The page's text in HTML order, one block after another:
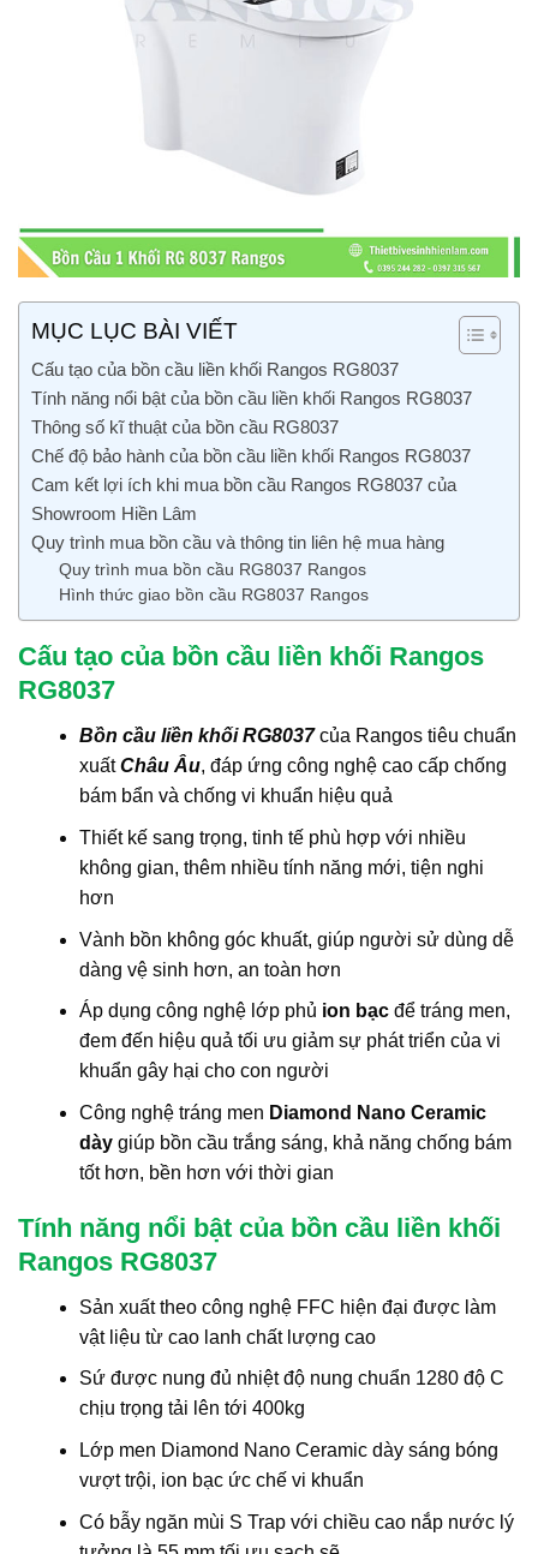
MỤC LỤC BÀI VIẾT
Cấu tạo của bồn cầu liền khối Rangos RG8037
Tính năng nổi bật của bồn cầu liền khối Rangos RG8037
Thông số kĩ thuật của bồn cầu RG8037
Chế độ bảo hành của bồn cầu liền khối Rangos RG8037
Cam kết lợi ích khi mua bồn cầu Rangos RG8037 của
Showroom Hiền Lâm
Quy trình mua bồn cầu và thông tin liên hệ mua hàng
Quy trình mua bồn cầu RG8037 Rangos
Hình thức giao bồn cầu RG8037 Rangos
Cấu tạo của bồn cầu liền khối Rangos
RG8037
Bồn cầu liền khối RG8037của Rangos tiêu chuẩn
xuấtChâu Âu, đáp ứng công nghệ cao cấp chống
bám bẩn và chống vi khuẩn hiệu quả
Thiết kế sang trọng, tinh tế phù hợp với nhiều
không gian, thêm nhiều tính năng mới, tiện nghi
hơn
Vành bồn không góc khuất, giúp người sử dùng dễ
dàng vệ sinh hơn, an toàn hơn
Áp dụng công nghệ lớp phủ ion bạcđể tráng men,
đem đến hiệu quả tối ưu giảm sự phát triển của vi
khuẩn gây hại cho con người
Công nghệ tráng men Diamond Nano Ceramic
dàygiúp bồn cầu trắng sáng, khả năng chống bám
tốt hơn, bền hơn với thời gian
Tính năng nổi bật của bồn cầu liền khối
Rangos RG8037
Sản xuất theo công nghệ FFC hiện đại được làm
vật liệu từ cao lanh chất lượng cao
Sứ được nung đủ nhiệt độ nung chuẩn 1280 độ C
chịu trọng tải lên tới 400kg
Lớp men Diamond Nano Ceramic dày sáng bóng
vượt trội, ion bạc ức chế vi khuẩn
Có bẫy ngăn mùi S Trap với chiều cao nắp nước lý